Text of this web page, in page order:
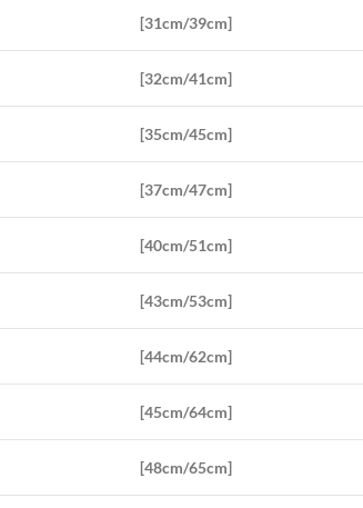
[31cm/39cm]
[32cm/41cm]
[35cm/45cm]
[37cm/47cm]
[40cm/51cm]
[43cm/53cm]
[44cm/62cm]
[45cm/64cm]
[48cm/65cm]